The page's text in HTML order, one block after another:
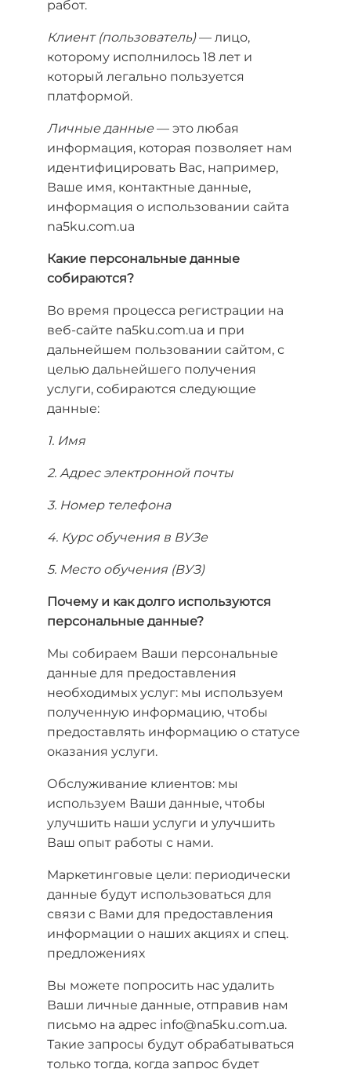
работ.
Клиент (пользователь)— лицо,
которому исполнилось 18 лет и
который легально пользуется
платформой.
Личные данные— это любая
информация, которая позволяет нам
идентифицировать Вас, например,
Ваше имя, контактные данные,
информация о использовании сайта
na5ku.com.ua
Какие персональные данные
собираются?
Во время процесса регистрации на
веб-сайте na5ku.com.ua и при
дальнейшем пользовании сайтом, с
целью дальнейшего получения
услуги, собираются следующие
данные:
1. Имя
2. Адрес электронной почты
3. Номер телефона
4. Курс обучения в ВУЗе
5. Место обучения (ВУЗ)
Почему и как долго используются
персональные данные?
Мы собираем Ваши персональные
данные для предоставления
необходимых услуг: мы используем
полученную информацию, чтобы
предоставлять информацию о статусе
оказания услуги.
Обслуживание клиентов: мы
используем Ваши данные, чтобы
улучшить наши услуги и улучшить
Ваш опыт работы с нами.
Маркетинговые цели: периодически
данные будут использоваться для
связи с Вами для предоставления
информации о наших акциях и спец.
предложениях
Вы можете попросить нас удалить
Ваши личные данные, отправив нам
письмо на адрес info@na5ku.com.ua.
Такие запросы будут обрабатываться
только тогда, когда запрос будет